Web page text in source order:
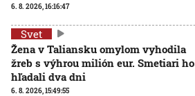
6. 8. 2026, 16:16:47
Svet
Žena v Taliansku omylom vyhodila
žreb s výhrou milión eur. Smetiari ho
hľadali dva dni
6. 8. 2026, 15:49:55